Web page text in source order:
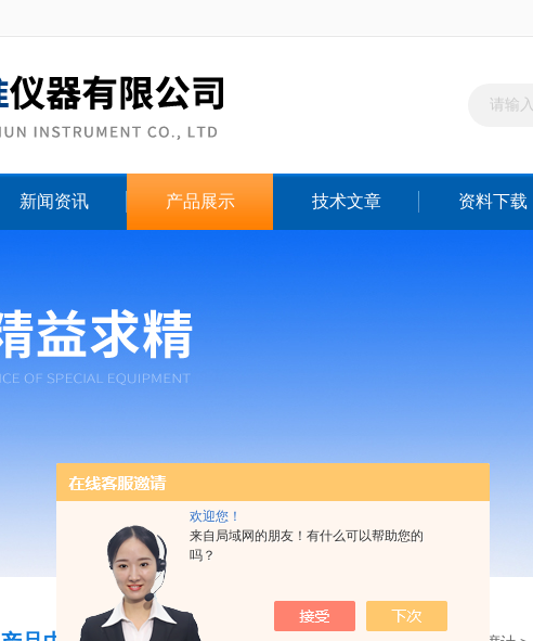
欢迎您！
来自局域网的朋友！有什么可以帮助您的
吗？
新闻资讯 产品展示 技术文章 资料下载